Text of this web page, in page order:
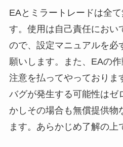
EAとミラートレードは全
す。使用は自己責任におい
ので、設定マニュアルを必
願いします。また、EAの
注意を払ってやっておりま
バグが発生する可能性はゼ
かしその場合も無償提供物
ます。あらかじめ了解の上